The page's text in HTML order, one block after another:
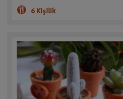
6 Kişilik